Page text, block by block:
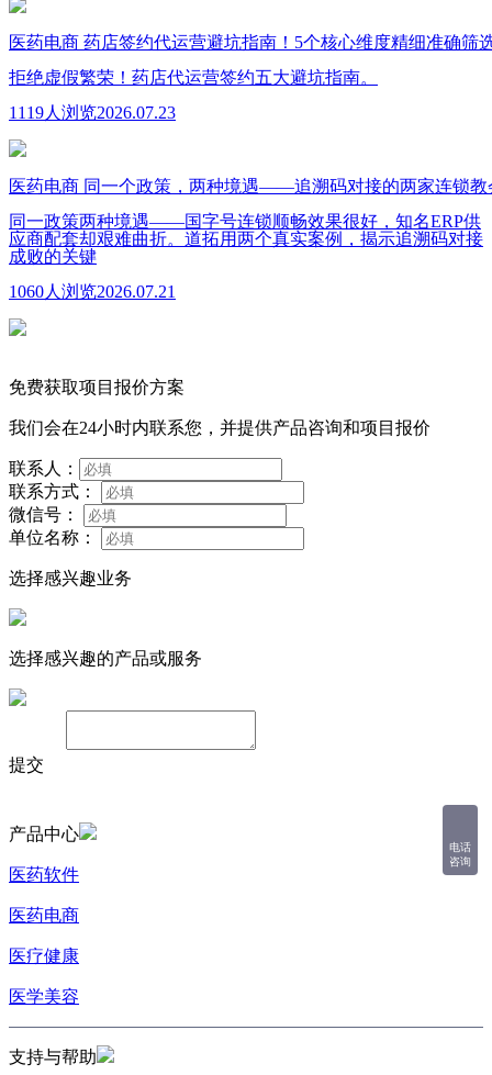
医药电商 药店签约代运营避坑指南！5个核心维度精细准确筛
拒绝虚假繁荣！药店代运营签约五大避坑指南。
1119人浏览2026.07.23
医药电商 同一个政策，两种境遇——追溯码对接的两家连锁教
同一政策两种境遇——国字号连锁顺畅效果很好，知名ERP供
应商配套却艰难曲折。道拓用两个真实案例，揭示追溯码对接
成败的关键
1060人浏览2026.07.21
免费获取项目报价方案
我们会在24小时内联系您，并提供产品咨询和项目报价
联系人：
联系方式：
微信号：
单位名称：
选择感兴趣业务
选择感兴趣的产品或服务
提交
电话
咨询
产品中心
医药软件
医药电商
医疗健康
医学美容
支持与帮助